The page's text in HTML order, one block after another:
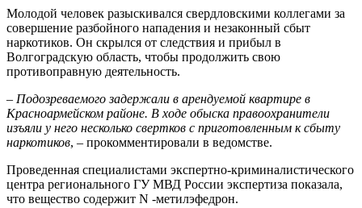
Молодой человек разыскивался свердловскими коллегами за
совершение разбойного нападения и незаконный сбыт
наркотиков. Он скрылся от следствия и прибыл в
Волгоградскую область, чтобы продолжить свою
противоправную деятельность.
– Подозреваемого задержали в арендуемой квартире в
Красноармейском районе. В ходе обыска правоохранители
изъяли у него несколько свертков с приготовленным к сбыту
наркотиков, – прокомментировали в ведомстве.
Проведенная специалистами экспертно-криминалистического
центра регионального ГУ МВД России экспертиза показала,
что вещество содержит N -метилэфедрон.